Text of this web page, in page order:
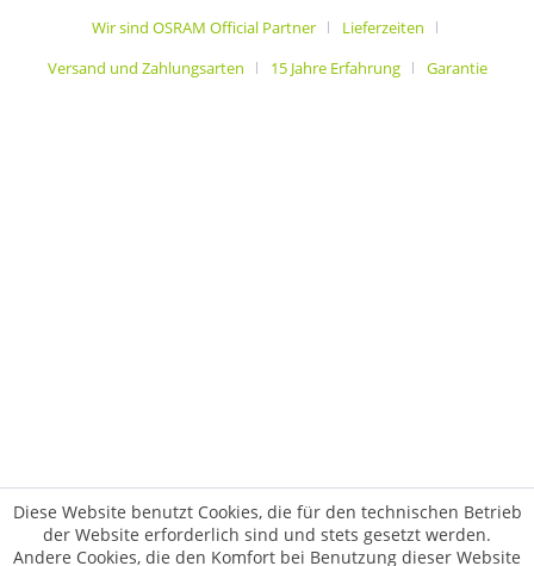
Wir sind OSRAM Official Partner
Lieferzeiten
Versand und Zahlungsarten
15 Jahre Erfahrung Garantie
Diese Website benutzt Cookies, die für den technischen Betrieb
der Website erforderlich sind und stets gesetzt werden.
Andere Cookies, die den Komfort bei Benutzung dieser Website